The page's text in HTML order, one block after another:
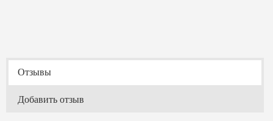
Отзывы
Добавить отзыв